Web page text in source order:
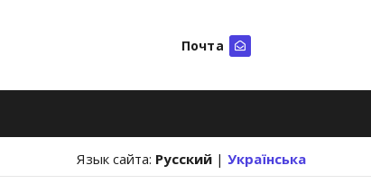
Почта
Язык сайта: Русский | Українська